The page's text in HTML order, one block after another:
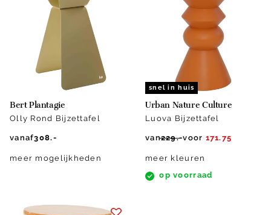
Bert Plantagie
Olly Rond Bijzettafel
vanaf308.-
meer mogelijkheden
snel in huis
Urban Nature Culture
Luova Bijzettafel
van229.-voor 171.75
meer kleuren
op voorraad